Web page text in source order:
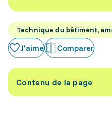
Technique du bâtiment,
J'aime Comparer
Contenu de la page